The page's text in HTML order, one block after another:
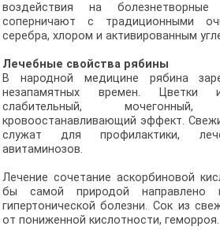
воздействия на болезнетворные
соперничают с традиционными
серебра, хлором и активированным
Лечебные свойства рябины
В народной медицине рябина
незапамятных времен.
слабительный,
кровоостанавливающий эффект.
служат для профилактики,
авитаминозов.
Лечение сочетание аскорбиновой
бы самой природой направлено
гипертонической болезни. Сок из
от пониженной кислотности, геморроя.